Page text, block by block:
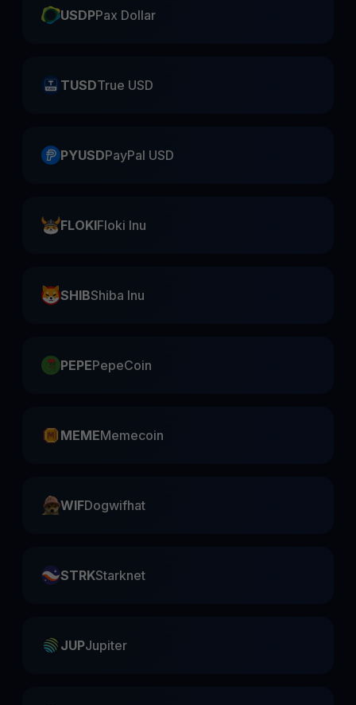
USDPPax Dollar
TUSDTrue USD
PYUSDPayPal USD
FLOKIFloki Inu
SHIBShiba Inu
PEPEPepeCoin
MEMEMemecoin
WIFDogwifhat
STRKStarknet
JUPJupiter